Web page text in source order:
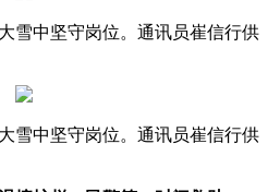
雪中坚守岗位。通讯员崔信行供
雪中坚守岗位。通讯员崔信行供